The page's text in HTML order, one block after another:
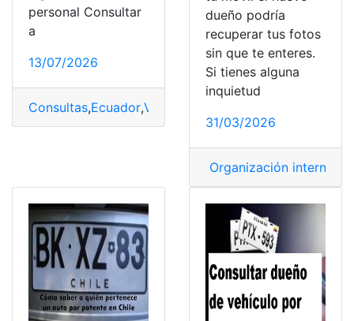
personal Consultar
a
13/07/2026
Consultas,Ecuador,Vehículo
dueño podría
recuperar tus fotos
sin que te enteres.
Si tienes alguna
inquietud
31/03/2026
Organización